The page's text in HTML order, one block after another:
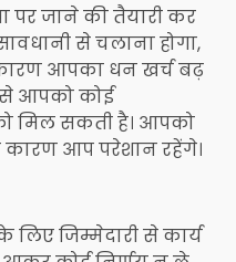
पर जाने की तैयारी कर
से चलाना होगा,
आपका धन खर्च बढ़
आपको कोई
मिल सकती है। आपको
आप परेशान रहेंगे।
जिम्मेदारी से कार्य